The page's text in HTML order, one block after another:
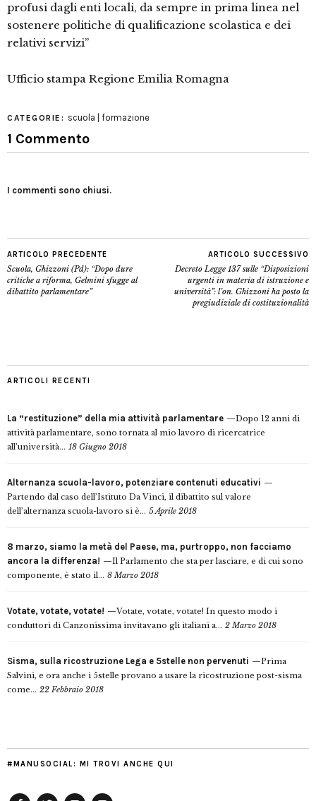
profusi dagli enti locali, da sempre in prima linea nel
sostenere politiche di qualificazione scolastica e dei
relativi servizi”
Ufficio stampa Regione Emilia Romagna
CATEGORIE: scuola | formazione
1 Commento
I commenti sono chiusi.
ARTICOLO PRECEDENTE
Scuola, Ghizzoni (Pd): “Dopo dure
critiche a riforma, Gelmini sfugge al
dibattito parlamentare”
ARTICOLO SUCCESSIVO
Decreto Legge 137 sulle “Disposizioni
urgenti in materia di istruzione e
università”: l’on. Ghizzoni ha posto la
pregiudiziale di costituzionalità
ARTICOLI RECENTI
La “restituzione” della mia attività parlamentare
Dopo 12 anni di
attività parlamentare, sono tornata al mio lavoro di ricercatrice
all’università... 18 Giugno 2018
Alternanza scuola-lavoro, potenziare contenuti educativi
Partendo dal caso dell’Istituto Da Vinci, il dibattito sul valore
dell’alternanza scuola-lavoro si è... 5 Aprile 2018
8 marzo, siamo la metà del Paese, ma, purtroppo, non facciamo
ancora la differenza!
Il Parlamento che sta per lasciare, e di cui sono
componente, è stato il... 8 Marzo 2018
Votate, votate, votate!
Votate, votate, votate! In questo modo i
conduttori di Canzonissima invitavano gli italiani a... 2 Marzo 2018
Sisma, sulla ricostruzione Lega e 5stelle non pervenuti
Prima
Salvini, e ora anche i 5stelle provano a usare la ricostruzione post-sisma
come... 22 Febbraio 2018
#MANUSOCIAL: MI TROVI ANCHE QUI